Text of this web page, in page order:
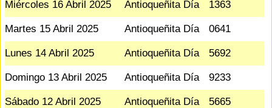
Miércoles 16 Abril 2025 Antioqueñita Día 1363
Martes 15 Abril 2025 Antioqueñita Día 0641
Lunes 14 Abril 2025 Antioqueñita Día 5692
Domingo 13 Abril 2025 Antioqueñita Día 9233
Sábado 12 Abril 2025 Antioqueñita Día 5665